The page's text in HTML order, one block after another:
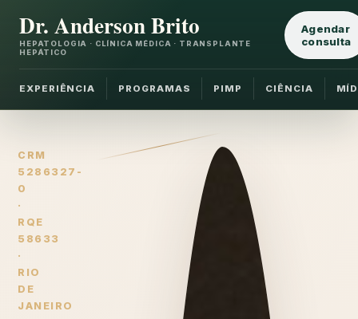
Dr. Anderson Brito
HEPATOLOGIA · CLÍNICA MÉDICA · TRANSPLANTE
HEPÁTICO
EXPERIÊNCIA PROGRAMAS PIMP CIÊNCIA
Agendar
consulta
CRM
5286327-
0
·
RQE
58633
·
RIO
DE
JANEIRO